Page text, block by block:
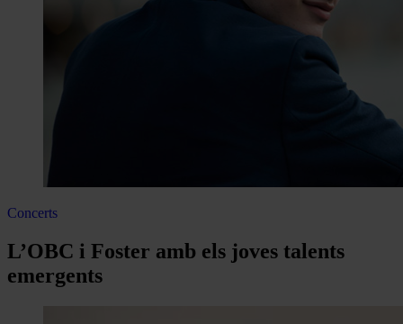
Concerts
L’OBC i Foster amb els joves talents
emergents